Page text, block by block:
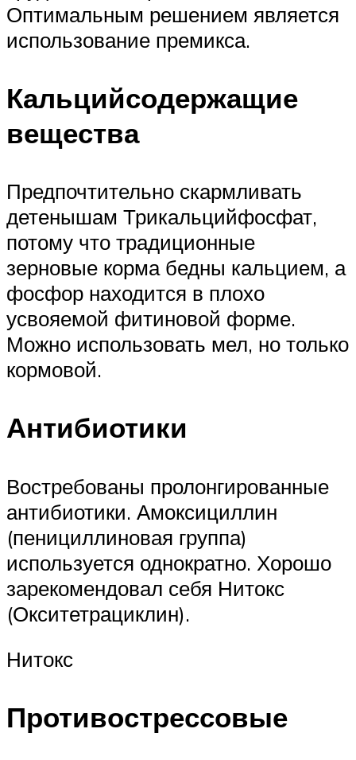
Оптимальным решением является
использование премикса.
Кальцийсодержащие
вещества
Предпочтительно скармливать
детенышам Трикальцийфосфат,
потому что традиционные
зерновые корма бедны кальцием, а
фосфор находится в плохо
усвояемой фитиновой форме.
Можно использовать мел, но только
кормовой.
Антибиотики
Востребованы пролонгированные
антибиотики. Амоксициллин
(пенициллиновая группа)
используется однократно. Хорошо
зарекомендовал себя Нитокс
(Окситетрациклин).
Нитокс
Противострессовые